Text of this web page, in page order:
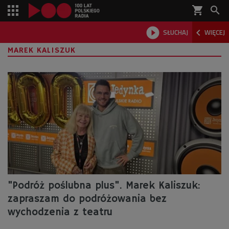
shopping_cart 
 SŁUCHAJ  WIĘCEJ

MAREK KALISZUK
"Podróż poślubna plus". Marek Kaliszuk:
zapraszam do podróżowania bez
wychodzenia z teatru